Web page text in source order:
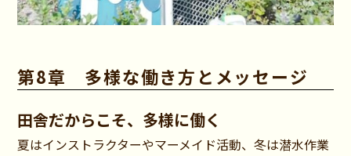
第8章 多様な働き方とメッセージ
田舎だからこそ、多様に働く
夏はインストラクターやマーメイド活動、冬は潜水作業